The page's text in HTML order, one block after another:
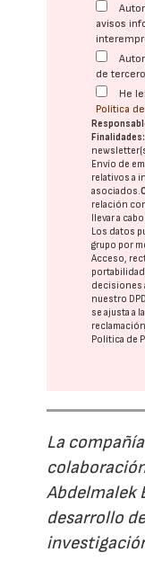
avisos
de
He
Política
Finalidades:
Envío de
relativos a
asociados.
relación
llevar a
Los datos
grupo por
Acceso,
decisiones
nuestro DPD
se ajusta a
Política de
La
Abdelmalek
desarrollo